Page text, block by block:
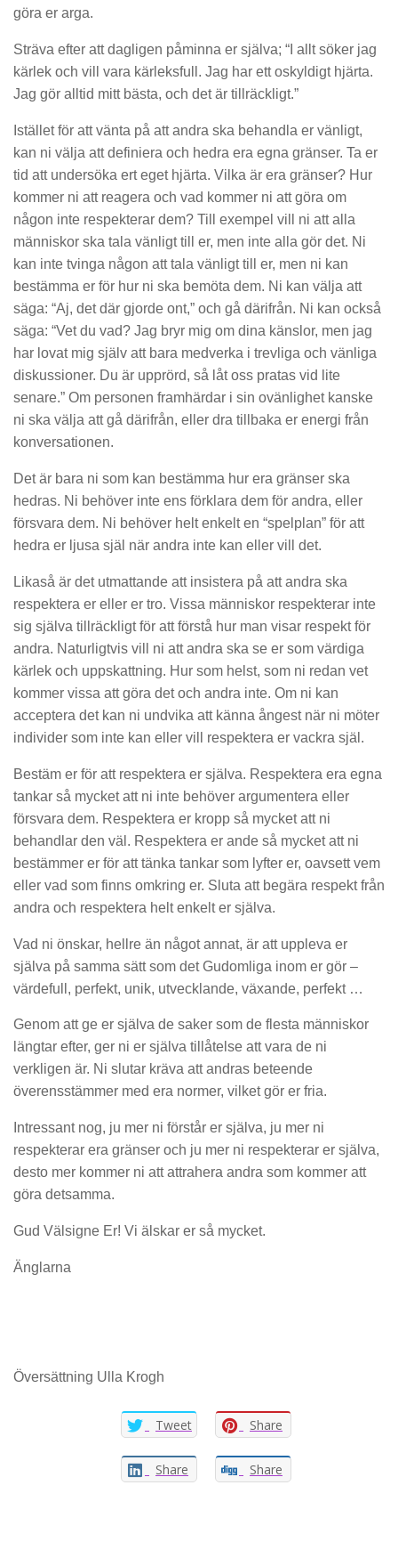
göra er arga.
Sträva efter att dagligen påminna er själva; “I allt söker jag
kärlek och vill vara kärleksfull. Jag har ett oskyldigt hjärta.
Jag gör alltid mitt bästa, och det är tillräckligt.”
Istället för att vänta på att andra ska behandla er vänligt,
kan ni välja att definiera och hedra era egna gränser. Ta er
tid att undersöka ert eget hjärta. Vilka är era gränser? Hur
kommer ni att reagera och vad kommer ni att göra om
någon inte respekterar dem? Till exempel vill ni att alla
människor ska tala vänligt till er, men inte alla gör det. Ni
kan inte tvinga någon att tala vänligt till er, men ni kan
bestämma er för hur ni ska bemöta dem. Ni kan välja att
säga: “Aj, det där gjorde ont,” och gå därifrån. Ni kan också
säga: “Vet du vad? Jag bryr mig om dina känslor, men jag
har lovat mig själv att bara medverka i trevliga och vänliga
diskussioner. Du är upprörd, så låt oss pratas vid lite
senare.” Om personen framhärdar i sin ovänlighet kanske
ni ska välja att gå därifrån, eller dra tillbaka er energi från
konversationen.
Det är bara ni som kan bestämma hur era gränser ska
hedras. Ni behöver inte ens förklara dem för andra, eller
försvara dem. Ni behöver helt enkelt en “spelplan” för att
hedra er ljusa själ när andra inte kan eller vill det.
Likaså är det utmattande att insistera på att andra ska
respektera er eller er tro. Vissa människor respekterar inte
sig själva tillräckligt för att förstå hur man visar respekt för
andra. Naturligtvis vill ni att andra ska se er som värdiga
kärlek och uppskattning. Hur som helst, som ni redan vet
kommer vissa att göra det och andra inte. Om ni kan
acceptera det kan ni undvika att känna ångest när ni möter
individer som inte kan eller vill respektera er vackra själ.
Bestäm er för att respektera er själva. Respektera era egna
tankar så mycket att ni inte behöver argumentera eller
försvara dem. Respektera er kropp så mycket att ni
behandlar den väl. Respektera er ande så mycket att ni
bestämmer er för att tänka tankar som lyfter er, oavsett vem
eller vad som finns omkring er. Sluta att begära respekt från
andra och respektera helt enkelt er själva.
Vad ni önskar, hellre än något annat, är att uppleva er
själva på samma sätt som det Gudomliga inom er gör –
värdefull, perfekt, unik, utvecklande, växande, perfekt …
Genom att ge er själva de saker som de flesta människor
längtar efter, ger ni er själva tillåtelse att vara de ni
verkligen är. Ni slutar kräva att andras beteende
överensstämmer med era normer, vilket gör er fria.
Intressant nog, ju mer ni förstår er själva, ju mer ni
respekterar era gränser och ju mer ni respekterar er själva,
desto mer kommer ni att attrahera andra som kommer att
göra detsamma.
Gud Välsigne Er! Vi älskar er så mycket.
Änglarna
Översättning Ulla Krogh
Tweet Share
Share Share